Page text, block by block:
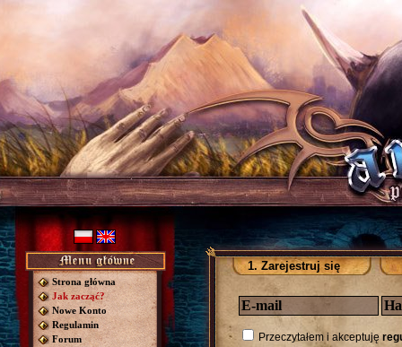
Strona główna
Jak zacząć?
Nowe Konto
Regulamin
Forum
1. Zarejestruj się
Przeczytałem i akceptuję